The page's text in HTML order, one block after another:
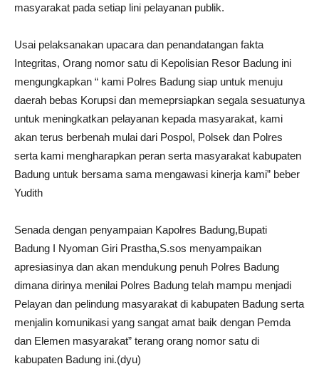
masyarakat pada setiap lini pelayanan publik.
Usai pelaksanakan upacara dan penandatangan fakta
Integritas, Orang nomor satu di Kepolisian Resor Badung ini
mengungkapkan “ kami Polres Badung siap untuk menuju
daerah bebas Korupsi dan memeprsiapkan segala sesuatunya
untuk meningkatkan pelayanan kepada masyarakat, kami
akan terus berbenah mulai dari Pospol, Polsek dan Polres
serta kami mengharapkan peran serta masyarakat kabupaten
Badung untuk bersama sama mengawasi kinerja kami” beber
Yudith
Senada dengan penyampaian Kapolres Badung,Bupati
Badung I Nyoman Giri Prastha,S.sos menyampaikan
apresiasinya dan akan mendukung penuh Polres Badung
dimana dirinya menilai Polres Badung telah mampu menjadi
Pelayan dan pelindung masyarakat di kabupaten Badung serta
menjalin komunikasi yang sangat amat baik dengan Pemda
dan Elemen masyarakat” terang orang nomor satu di
kabupaten Badung ini.(dyu)